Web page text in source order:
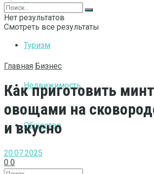
Интернет
Туризм
Недвижимость
Общество
Нет результатов
Смотреть все результаты
Главная Бизнес
Как приготовить
овощами на
и вкусно
20.07.2025
0 0